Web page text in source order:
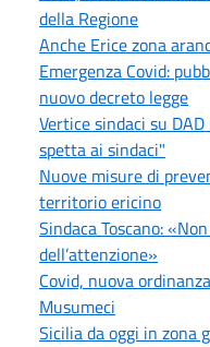
della Regione
Anche Erice zona
Emergenza Covid:
nuovo decreto legge
Vertice sindaci su
spetta ai sindaci"
Nuove misure di
territorio ericino
Sindaca Toscano:
dell’attenzione»
Covid, nuova
Musumeci
Sicilia da oggi in zona